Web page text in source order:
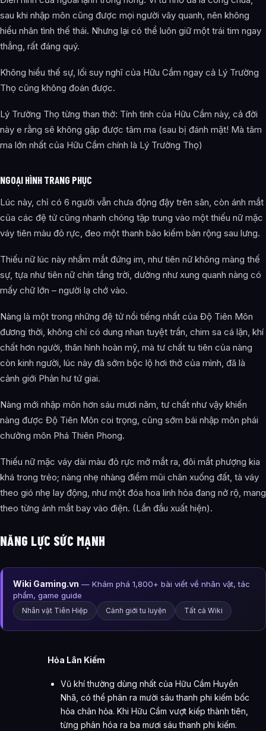
sau khi nhập môn cũng được mọi người vây quanh, nên không
hiểu nhân tình thế thái. Nhưng lại có thể luôn giữ một trái tim ngay
thẳng, rất đáng quý.
Không hiểu thế sự, lối suy nghĩ của Hữu Cầm ngay cả Lý Trường
Thọ cũng không đoán được.
Lý Trường Thọ từng than thở: Tính tình của Hữu Cầm này, cả đời
này e rằng sẽ không gặp được tâm ma (sau bị đánh mặt! Mà tâm
ma lớn nhất của Hữu Cầm chính là Lý Trường Thọ)
NGOẠI HÌNH TRANG PHỤC
Lúc này, chỉ có 6 người vẫn chưa động đậy trên sân, còn ánh mắt
của các đệ tử cũng nhanh chóng tập trung vào một thiếu nữ mặc
váy tiên màu đỏ rực, đeo một thanh bảo kiếm bản rộng sau lưng.
Thiếu nữ lúc này nhắm mắt đứng im, như tiên nữ không màng thế
sự, tựa như tiên nữ chín tầng trời, dường như xung quanh nàng có
mấy chữ lớn – người lạ chớ vào.
Nàng là một trong những đệ tử nổi tiếng nhất của Độ Tiên Môn
đương thời, không chỉ có dung nhan tuyệt trần, chim sa cá lặn, khí
chất hơn người, thân hình hoàn mỹ, mà tư chất tu tiên của nàng
còn kinh người, lúc này đã sớm bộc lộ hơi thở của mình, đã là
cảnh giới Phản hư tứ giai.
Nàng mới nhập môn hơn sáu mươi năm, tư chất như vậy khiến
nàng được Độ Tiên Môn coi trọng, cũng sớm bái nhập môn phái
chưởng môn Phá Thiên Phong.
Thiếu nữ mặc váy dài màu đỏ rực mở mắt ra, đôi mắt phượng kia
khá trong trẻo; nàng nhẹ nhàng điểm mũi chân xuống đất, tà váy
theo gió nhẹ lay động, như một đóa hoa linh hỏa đang nở rộ, mang
theo từng ánh mắt bay vào điện. (Lần đầu xuất hiện).
NĂNG LỰC SỨC MẠNH
Wiki Gaming.vn — Khám phá 1,800+ bài viết về nhân vật, tác
phẩm, game guide
Nhân vật Tiên Hiệp Cảnh giới tu luyện Tất cả Wiki
Hỏa Lân Kiếm
Vũ khí thường dùng nhất của Hữu Cầm Huyền
Nhã, có thể phân ra mười sáu thanh phi kiếm bốc
hỏa chân hỏa. Khi Hữu Cầm vượt kiếp thành tiên,
từng phân hóa ra ba mươi sáu thanh phi kiếm.